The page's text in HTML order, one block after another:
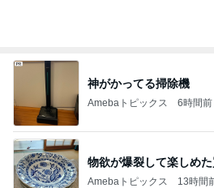
子育て世代にとって現実
Amebaトピックス 1日前